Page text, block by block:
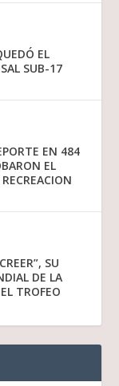
EL
SUB-17
EN 484
EL
SU
DE LA
TROFEO